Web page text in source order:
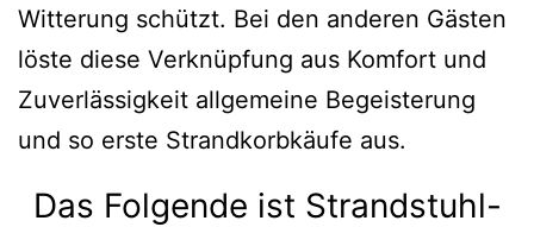
Witterung schützt. Bei den anderen Gästen
löste diese Verknüpfung aus Komfort und
Zuverlässigkeit allgemeine Begeisterung
und so erste Strandkorbkäufe aus.
Das Folgende ist Strandstuhl-